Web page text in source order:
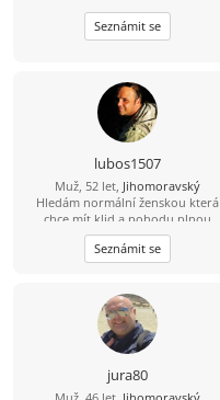
Seznámit se
lubos1507
Muž, 52 let, Jihomoravský
Hledám normální ženskou která
chce mít klid a pohodu plnou
smíchu. Hlavně ať nelže .
Seznámit se
jura80